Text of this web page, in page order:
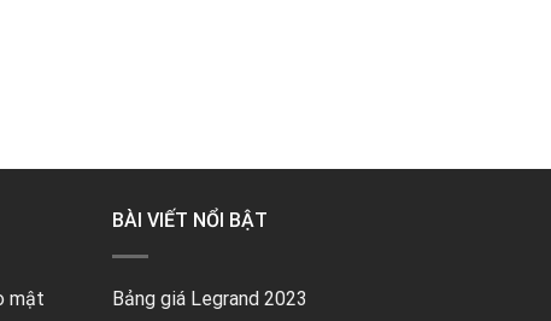
mật
BÀI VIẾT NỔI BẬT
Bảng giá Legrand 2023